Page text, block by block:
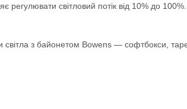
світловий потік від 10% до
з байонетом Bowens — софтбокси,